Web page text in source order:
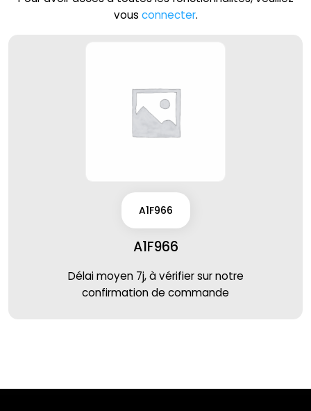
vous connecter.
A1F966
A1F966
Délai moyen 7j, à vérifier sur notre
confirmation de commande